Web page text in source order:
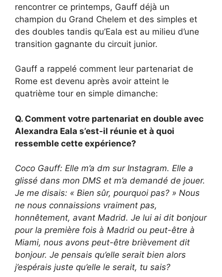
rencontrer ce printemps, Gauff déjà un
champion du Grand Chelem et des simples et
des doubles tandis qu’Eala est au milieu d’une
transition gagnante du circuit junior.
Gauff a rappelé comment leur partenariat de
Rome est devenu après avoir atteint le
quatrième tour en simple dimanche:
Q. Comment votre partenariat en double avec
Alexandra Eala s’est-il réunie et à quoi
ressemble cette expérience?
Coco Gauff: Elle m’a dm sur Instagram. Elle a
glissé dans mon DMS et m’a demandé de jouer.
Je me disais: « Bien sûr, pourquoi pas? » Nous
ne nous connaissions vraiment pas,
honnêtement, avant Madrid. Je lui ai dit bonjour
pour la première fois à Madrid ou peut-être à
Miami, nous avons peut-être brièvement dit
bonjour. Je pensais qu’elle serait bien alors
j’espérais juste qu’elle le serait, tu sais?